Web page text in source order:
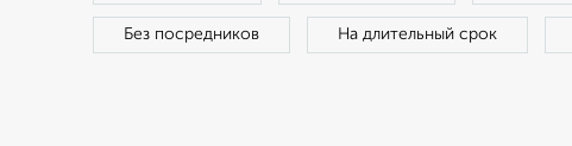
Без посредников На длительный срок